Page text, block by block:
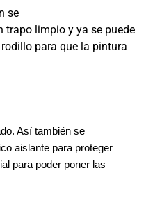
se
trapo limpio y ya se puede
para que la pintura
Así también se
aislante para proteger
para poder poner las